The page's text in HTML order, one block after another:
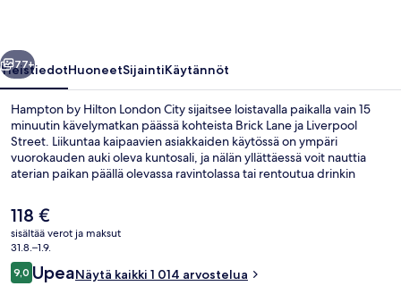
Seuraava
77+
YleistiedotHuoneetSijaintiKäytännöt
Hampton by Hilton London City sijaitsee loistavalla paikalla vain 15
minuutin kävelymatkan päässä kohteista Brick Lane ja Liverpool
Street. Liikuntaa kaipaavien asiakkaiden käytössä on ympäri
vuorokauden auki oleva kuntosali, ja nälän yllättäessä voit nauttia
aterian paikan päällä olevassa ravintolassa tai rentoutua drinkin
vain 5 minuutin kävelymatkan päässä. Matkailijat arvostavat
majoituspaikan avuliasta henkilökuntaa ja aamupalaa. Julkisen
liikenteen yhteydet sijaitsevat vain lyhyen kävelymatkan päässä:
Aldgate Eastin metroasema sijaitsee vain muutaman askeleen päässä
ja Aldgaten metroasema 6 minuutin kävelymatkan päässä.
Nykyinen
hinta
on
118 €
118 €
sisältää verot ja maksut
31.8.–1.9.
Arvostelut
9,09,0 kautta 10.
UpeaNäytä kaikki 1 014 arvostelua